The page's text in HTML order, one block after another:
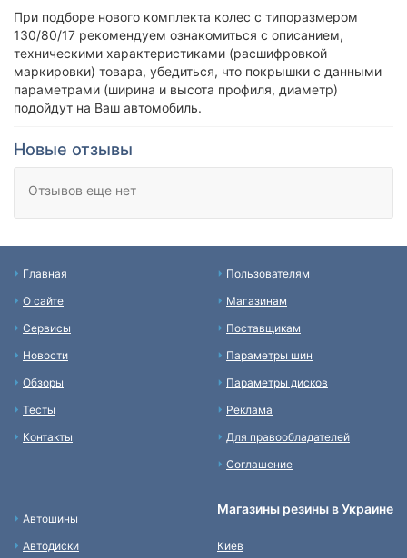
При подборе нового комплекта колес с типоразмером
130/80/17 рекомендуем ознакомиться с описанием,
техническими характеристиками (расшифровкой
маркировки) товара, убедиться, что покрышки с данными
параметрами (ширина и высота профиля, диаметр)
подойдут на Ваш автомобиль.
Новые отзывы
Отзывов еще нет
Главная
О сайте
Сервисы
Новости
Обзоры
Тесты
Контакты
Пользователям
Магазинам
Поставщикам
Параметры шин
Параметры дисков
Реклама
Для правообладателей
Соглашение
Автошины
Автодиски
Магазины резины в Украине
Киев